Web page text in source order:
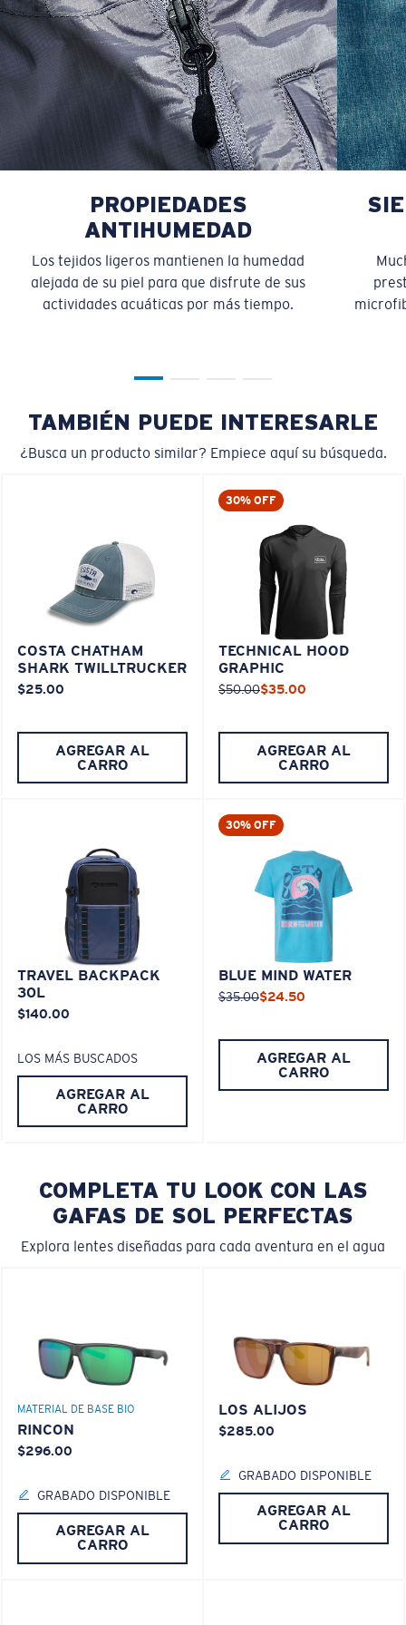
PROPIEDADES
ANTIHUMEDAD
Los tejidos ligeros mantienen la humedad
alejada de su piel para que disfrute de sus
actividades acuáticas por más tiempo.
TAMBIÉN PUEDE INTERESARLE
¿Busca un producto similar? Empiece aquí su búsqueda.
COSTA CHATHAM
SHARK TWILLTRUCKER
$25.00
AGREGAR AL
CARRO
30% OFF
TECHNICAL HOOD
GRAPHIC
$50.00$35.00
AGREGAR AL
CARRO
TRAVEL BACKPACK
30L
$140.00
LOS MÁS BUSCADOS
AGREGAR AL
CARRO
30% OFF
BLUE MIND WATER
$35.00$24.50
AGREGAR AL
CARRO
COMPLETA TU LOOK CON LAS
GAFAS DE SOL PERFECTAS
Explora lentes diseñadas para cada aventura en el agua
MATERIAL DE BASE BIO
RINCON
$296.00
GRABADO DISPONIBLE
AGREGAR AL
CARRO
LOS ALIJOS
$285.00
GRABADO DISPONIBLE
AGREGAR AL
CARRO